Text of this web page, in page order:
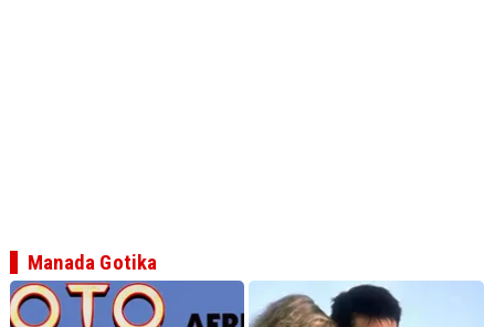
Manada Gotika